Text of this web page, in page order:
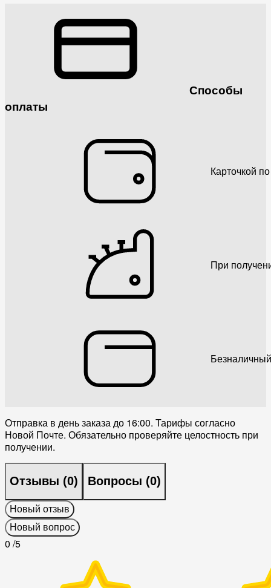
Способы
оплаты
Карточкой
При
Отправка в день заказа до 16:00. Тарифы согласно
Новой Почте. Обязательно проверяйте целостность при
получении.
Отзывы (0) Вопросы (0)
Новый отзыв
Новый вопрос
0 /5